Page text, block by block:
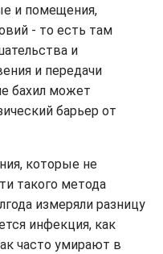
и помещения,
- то есть там
и
и передачи
бахил может
барьер от
которые не
такого метода
измеряли разницу
инфекция, как
часто умирают в